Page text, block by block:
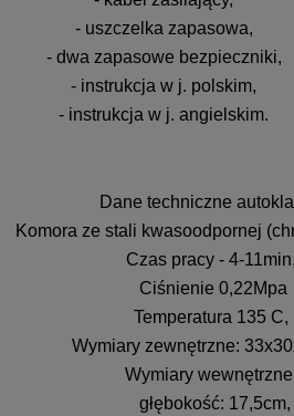
- uszczelka zapasowa,
- dwa zapasowe bezpieczniki,
- instrukcja w j. polskim,
- instrukcja w j. angielskim.
Dane techniczne
Komora ze stali kwasoodpornej
Czas pracy - 4-11min,
Ciśnienie 0,22Mpa
Temperatura 135 C,
Wymiary zewnętrzne:
Wymiary
głębokość: 17,5cm,